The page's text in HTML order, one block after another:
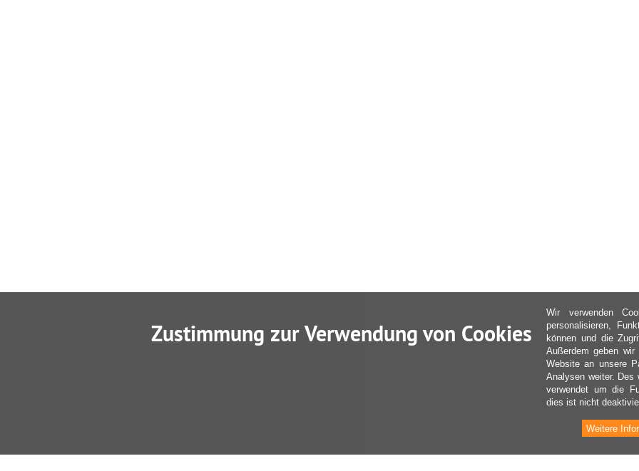
Zustimmung zur Verwendung von Cookies
Wir verwenden
personalisieren,
können und die
Außerdem geben
Website an unsere
Analysen weiter. Des
verwendet um die
dies ist nicht
Weitere